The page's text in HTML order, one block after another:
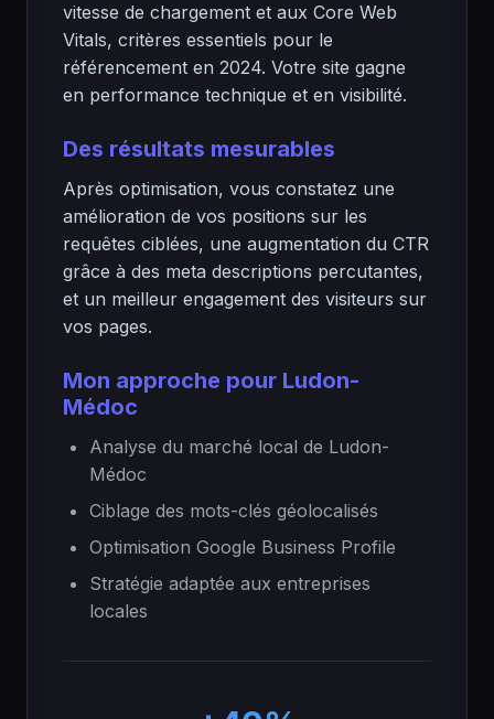
vitesse de chargement et aux Core Web
Vitals, critères essentiels pour le
référencement en 2024. Votre site gagne
en performance technique et en visibilité.
Des résultats mesurables
Après optimisation, vous constatez une
amélioration de vos positions sur les
requêtes ciblées, une augmentation du CTR
grâce à des meta descriptions percutantes,
et un meilleur engagement des visiteurs sur
vos pages.
Mon approche pour Ludon-
Médoc
Analyse du marché local de Ludon-
Médoc
Ciblage des mots-clés géolocalisés
Optimisation Google Business Profile
Stratégie adaptée aux entreprises
locales